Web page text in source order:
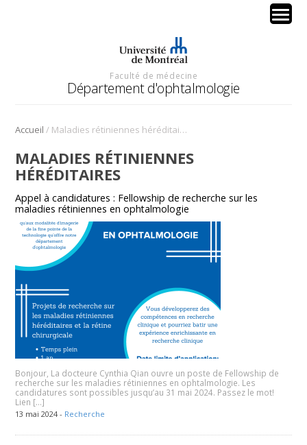
Faculté de médecine
Département d'ophtalmologie
Accueil / Maladies rétiniennes héréditaires
MALADIES RÉTINIENNES
HÉRÉDITAIRES
Appel à candidatures : Fellowship de recherche sur les
maladies rétiniennes en ophtalmologie
Bonjour, La docteure Cynthia Qian ouvre un poste de Fellowship de
recherche sur les maladies rétiniennes en ophtalmologie. Les
candidatures sont possibles jusqu’au 31 mai 2024. Passez le mot!
Lien […]
13 mai 2024 - Recherche